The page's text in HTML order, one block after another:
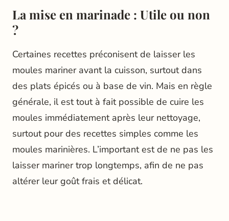
La mise en marinade : Utile ou non
?
Certaines recettes préconisent de laisser les
moules mariner avant la cuisson, surtout dans
des plats épicés ou à base de vin. Mais en règle
générale, il est tout à fait possible de cuire les
moules immédiatement après leur nettoyage,
surtout pour des recettes simples comme les
moules marinières. L’important est de ne pas les
laisser mariner trop longtemps, afin de ne pas
altérer leur goût frais et délicat.